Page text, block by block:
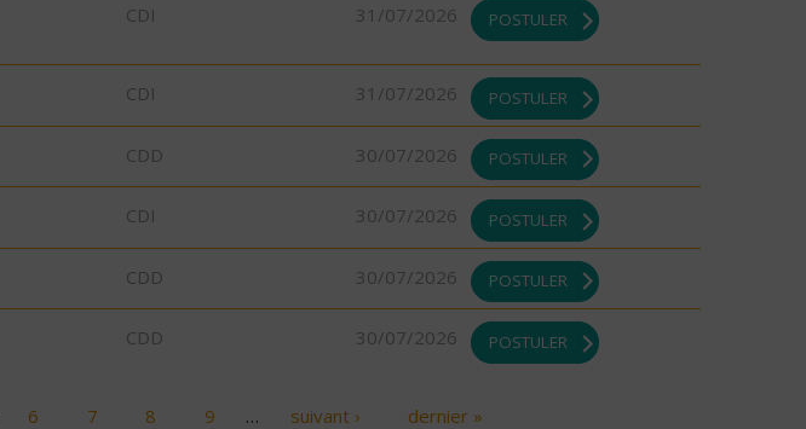
CDI 31/07/2026 POSTULER
CDI 31/07/2026 POSTULER
CDD 30/07/2026 POSTULER
CDI 30/07/2026 POSTULER
CDD 30/07/2026 POSTULER
CDD 30/07/2026 POSTULER
6 7 8 9 … suivant › dernier »